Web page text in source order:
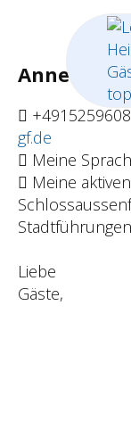
Anne
gf.de
Meine
Meine
Stadtführungen
Liebe
Gäste,